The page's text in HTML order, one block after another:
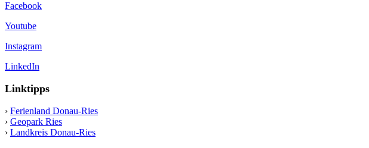
Facebook
Youtube
Instagram
LinkedIn
Linktipps
› Ferienland Donau-Ries
› Geopark Ries
› Landkreis Donau-Ries